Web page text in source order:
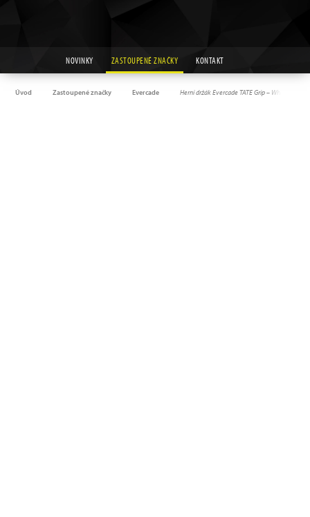
NOVINKY ZASTOUPENÉ ZNAČKY KONTAKT
Úvod Zastoupené značky Evercade Herní držák Evercade TATE Grip – White